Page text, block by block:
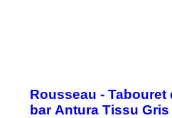
Rousseau - Tabouret
bar Antura Tissu